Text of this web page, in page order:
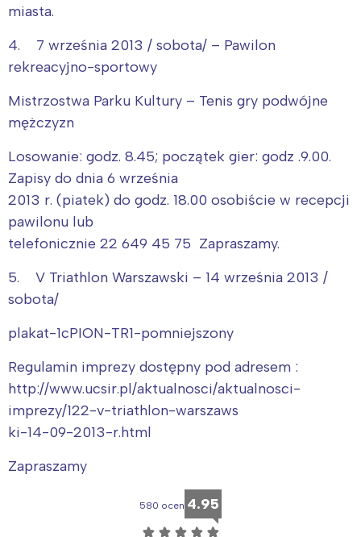
miasta.
4. 7 września 2013 / sobota/ – Pawilon
rekreacyjno-sportowy
Mistrzostwa Parku Kultury – Tenis gry podwójne
mężczyzn
Losowanie: godz. 8.45; początek gier: godz .9.00.
Zapisy do dnia 6 września
2013 r. (piatek) do godz. 18.00 osobiście w recepcji
pawilonu lub
telefonicznie 22 649 45 75 Zapraszamy.
5. V Triathlon Warszawski – 14 września 2013 /
sobota/
plakat-1cPION-TR1-pomniejszony
Regulamin imprezy dostępny pod adresem :
http://www.ucsir.pl/aktualnosci/aktualnosci-
imprezy/122-v-triathlon-warszaws
ki-14-09-2013-r.html
Zapraszamy
580 ocen 4.95
☆ ☆ ☆ ☆ ☆
Interesują mnie wydarzenia z
tego regionu: